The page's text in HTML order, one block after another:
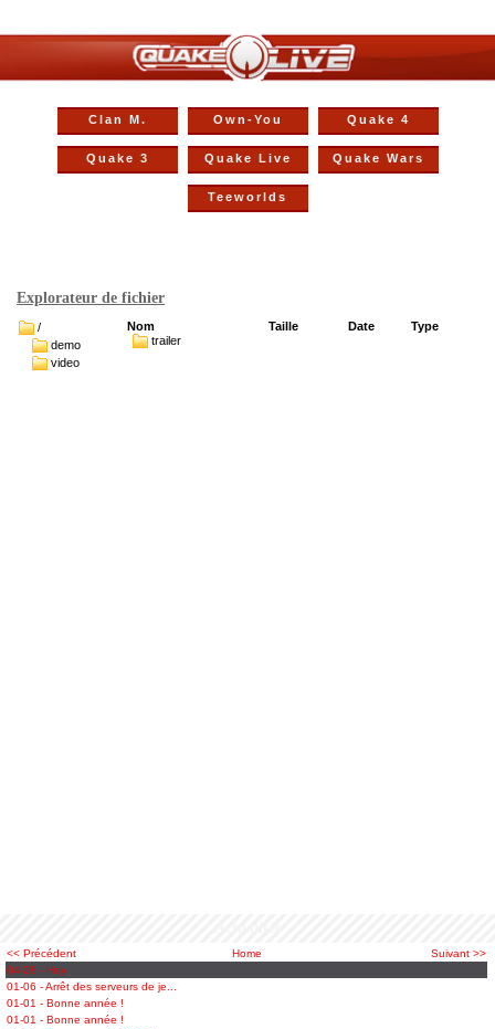
Clan M. Own-You Quake 4
Quake 3 Quake Live Quake Wars
Teeworlds
<< Précédent Home
Suivant >>
04-28 - Hey
01-06 - Arrêt des serveurs de je...
01-01 - Bonne année !
01-01 - Bonne année !
Explorateur de fichier
/
demo
video
Nom Taille Date
Type
trailer